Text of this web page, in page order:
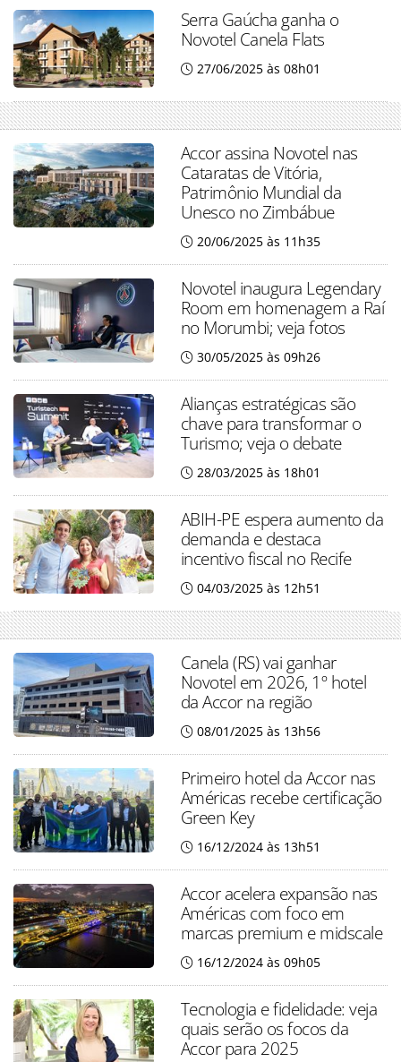
Serra Gaúcha ganha o
Novotel Canela Flats
27/06/2025 às 08h01
Accor assina Novotel nas
Cataratas de Vitória,
Patrimônio Mundial da
Unesco no Zimbábue
20/06/2025 às 11h35
Novotel inaugura Legendary
Room em homenagem a Raí
no Morumbi; veja fotos
30/05/2025 às 09h26
Alianças estratégicas são
chave para transformar o
Turismo; veja o debate
28/03/2025 às 18h01
ABIH-PE espera aumento da
demanda e destaca
incentivo fiscal no Recife
04/03/2025 às 12h51
Canela (RS) vai ganhar
Novotel em 2026, 1º hotel
da Accor na região
08/01/2025 às 13h56
Primeiro hotel da Accor nas
Américas recebe certificação
Green Key
16/12/2024 às 13h51
Accor acelera expansão nas
Américas com foco em
marcas premium e midscale
16/12/2024 às 09h05
Tecnologia e fidelidade: veja
quais serão os focos da
Accor para 2025